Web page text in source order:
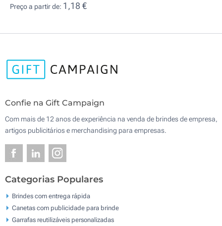
Preço a partir de: 1,18 €
Confie na Gift Campaign
Com mais de 12 anos de experiência na venda de brindes de empresa,
artigos publicitários e merchandising para empresas.
Categorias Populares
Brindes com entrega rápida
Canetas com publicidade para brinde
Garrafas reutilizáveis personalizadas